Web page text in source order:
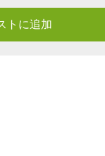
トに追加